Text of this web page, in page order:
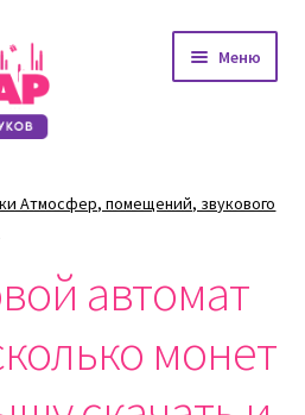
Меню
Атмосфер, помещений, звукового
автомат
монет